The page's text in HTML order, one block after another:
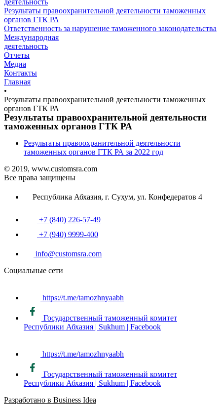
деятельность
Результаты правоохранительной деятельности таможенных
органов ГТК РА
Ответственность за нарушение таможенного законодательства
Международная
деятельность
Отчеты
Медиа
Контакты
Главная
•
Результаты правоохранительной деятельности таможенных
органов ГТК РА
Результаты правоохранительной деятельности
таможенных органов ГТК РА
Результаты правоохранительной деятельности
таможенных органов ГТК РА за 2022 год
© 2019, www.customsra.com
Все права защищены
Республика Абхазия, г. Сухум, ул. Конфедератов 4
+7 (840) 226-57-49
+7 (940) 9999-400
info@customsra.com
Социальные сети
https://t.me/tamozhnyaabh
Государственный таможенный комитет
Республики Абхазия | Sukhum | Facebook
https://t.me/tamozhnyaabh
Государственный таможенный комитет
Республики Абхазия | Sukhum | Facebook
Разработано в Business Idea